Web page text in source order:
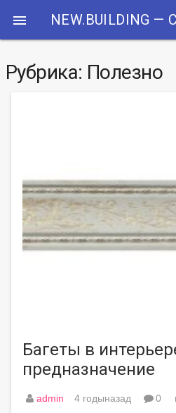
 NEW.BUILDING
Рубрика: Полезно
Багеты в
предназначение
admin 4 годыназад 0